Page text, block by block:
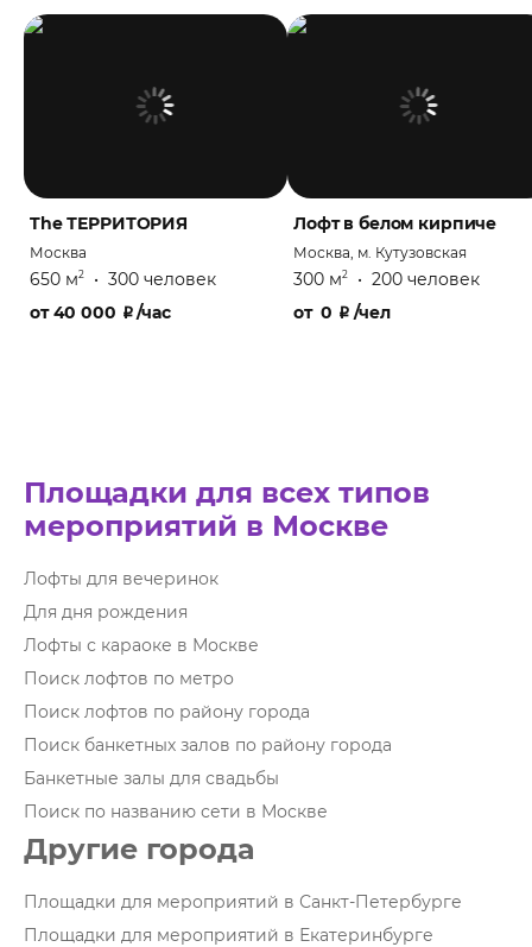
The ТЕРРИТОРИЯ
Москва
650 м2 • 300 человек
от40 000 ₽ /час
Лофт в белом кирпиче
Москва, м. Кутузовская
300 м2 • 200 человек
от0 ₽ /чел
Площадки для всех типов
мероприятий в Москве
Лофты для вечеринок
Для дня рождения
Лофты с караоке в Москве
Поиск лофтов по метро
Поиск лофтов по району города
Поиск банкетных залов по району города
Банкетные залы для свадьбы
Поиск по названию сети в Москве
Другие города
Площадки для мероприятий в Санкт-Петербурге
Площадки для мероприятий в Екатеринбурге